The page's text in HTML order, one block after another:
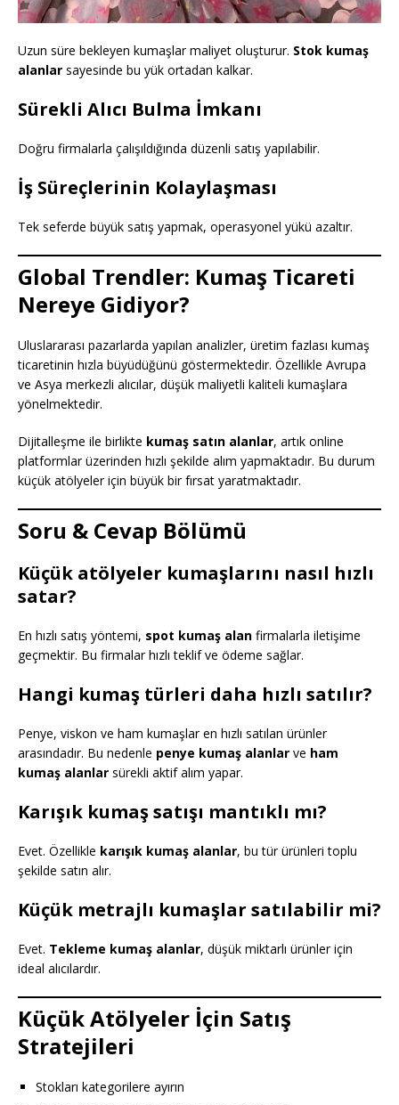
Uzun süre bekleyen kumaşlar maliyet oluşturur. Stok kumaş
alanlar sayesinde bu yük ortadan kalkar.
Sürekli Alıcı Bulma İmkanı
Doğru firmalarla çalışıldığında düzenli satış yapılabilir.
İş Süreçlerinin Kolaylaşması
Tek seferde büyük satış yapmak, operasyonel yükü azaltır.
Global Trendler: Kumaş Ticareti
Nereye Gidiyor?
Uluslararası pazarlarda yapılan analizler, üretim fazlası kumaş
ticaretinin hızla büyüdüğünü göstermektedir. Özellikle Avrupa
ve Asya merkezli alıcılar, düşük maliyetli kaliteli kumaşlara
yönelmektedir.
Dijitalleşme ile birlikte kumaş satın alanlar, artık online
platformlar üzerinden hızlı şekilde alım yapmaktadır. Bu durum
küçük atölyeler için büyük bir fırsat yaratmaktadır.
Soru & Cevap Bölümü
Küçük atölyeler kumaşlarını nasıl hızlı
satar?
En hızlı satış yöntemi, spot kumaş alan firmalarla iletişime
geçmektir. Bu firmalar hızlı teklif ve ödeme sağlar.
Hangi kumaş türleri daha hızlı satılır?
Penye, viskon ve ham kumaşlar en hızlı satılan ürünler
arasındadır. Bu nedenle penye kumaş alanlar ve ham
kumaş alanlar sürekli aktif alım yapar.
Karışık kumaş satışı mantıklı mı?
Evet. Özellikle karışık kumaş alanlar, bu tür ürünleri toplu
şekilde satın alır.
Küçük metrajlı kumaşlar satılabilir mi?
Evet. Tekleme kumaş alanlar, düşük miktarlı ürünler için
ideal alıcılardır.
Küçük Atölyeler İçin Satış
Stratejileri
Stokları kategorilere ayırın